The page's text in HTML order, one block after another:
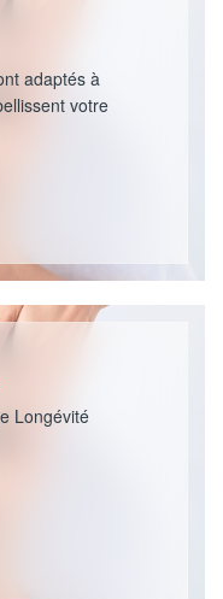
adaptés à
votre
Longévité